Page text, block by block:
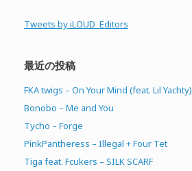
Tweets by iLOUD_Editors
最近の投稿
FKA twigs – On Your Mind (feat. Lil Yachty)
Bonobo – Me and You
Tycho – Forge
PinkPantheress – Illegal + Four Tet
Tiga feat. Fcukers – SILK SCARF